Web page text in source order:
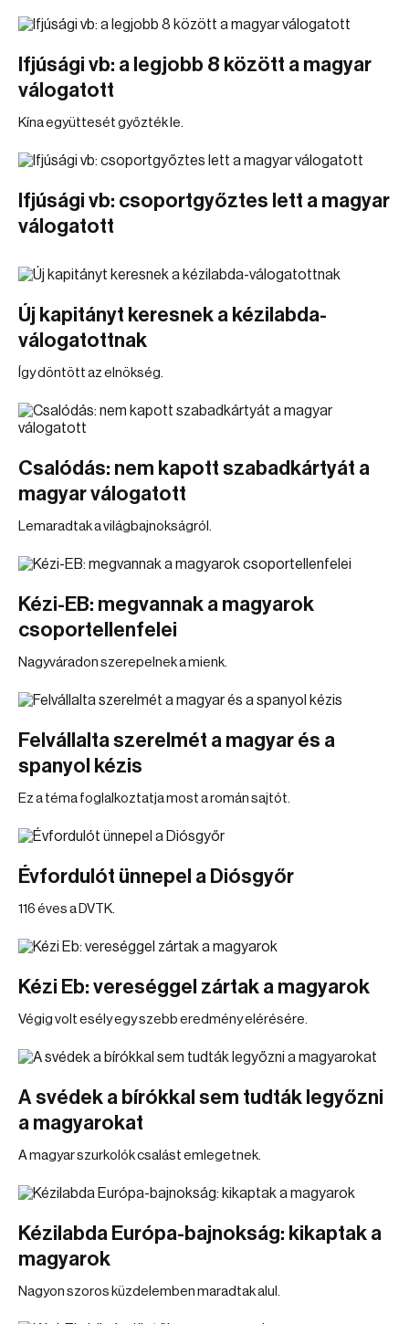
Ifjúsági vb: a legjobb 8 között a magyar
válogatott
Kína együttesét győzték le.
Ifjúsági vb: csoportgyőztes lett a magyar
válogatott
Új kapitányt keresnek a kézilabda-
válogatottnak
Így döntött az elnökség.
Csalódás: nem kapott szabadkártyát a
magyar válogatott
Lemaradtak a világbajnokságról.
Kézi-EB: megvannak a magyarok
csoportellenfelei
Nagyváradon szerepelnek a mienk.
Felvállalta szerelmét a magyar és a
spanyol kézis
Ez a téma foglalkoztatja most a román sajtót.
Évfordulót ünnepel a Diósgyőr
116 éves a DVTK.
Kézi Eb: vereséggel zártak a magyarok
Végig volt esély egy szebb eredmény elérésére.
A svédek a bírókkal sem tudták legyőzni
a magyarokat
A magyar szurkolók csalást emlegetnek.
Kézilabda Európa-bajnokság: kikaptak a
magyarok
Nagyon szoros küzdelemben maradtak alul.